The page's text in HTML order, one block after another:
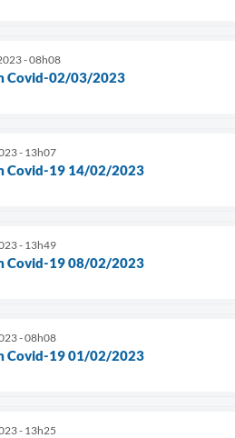
- 08h08
Covid-02/03/2023
- 13h07
Covid-19 14/02/2023
- 13h49
Covid-19 08/02/2023
- 08h08
Covid-19 01/02/2023
- 13h25